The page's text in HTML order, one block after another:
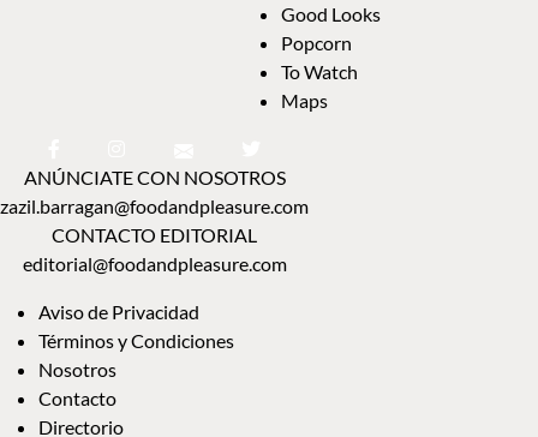
Good Looks
Popcorn
To Watch
Maps
ANÚNCIATE CON NOSOTROS
zazil.barragan@foodandpleasure.com
CONTACTO EDITORIAL
editorial@foodandpleasure.com
Aviso de Privacidad
Términos y Condiciones
Nosotros
Contacto
Directorio